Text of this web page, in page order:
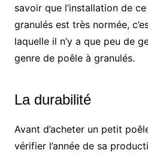
savoir que l’installation de
granulés est très normée,
laquelle il n’y a que peu de
genre de poêle à granulés.
La durabilité
Avant d’acheter un petit
vérifier l’année de sa